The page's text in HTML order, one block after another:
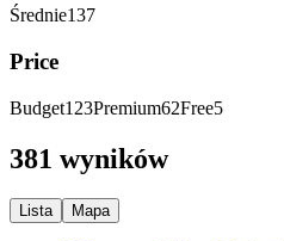
Średnie137
Price
Budget123Premium62Free5
381 wyników
Lista Mapa